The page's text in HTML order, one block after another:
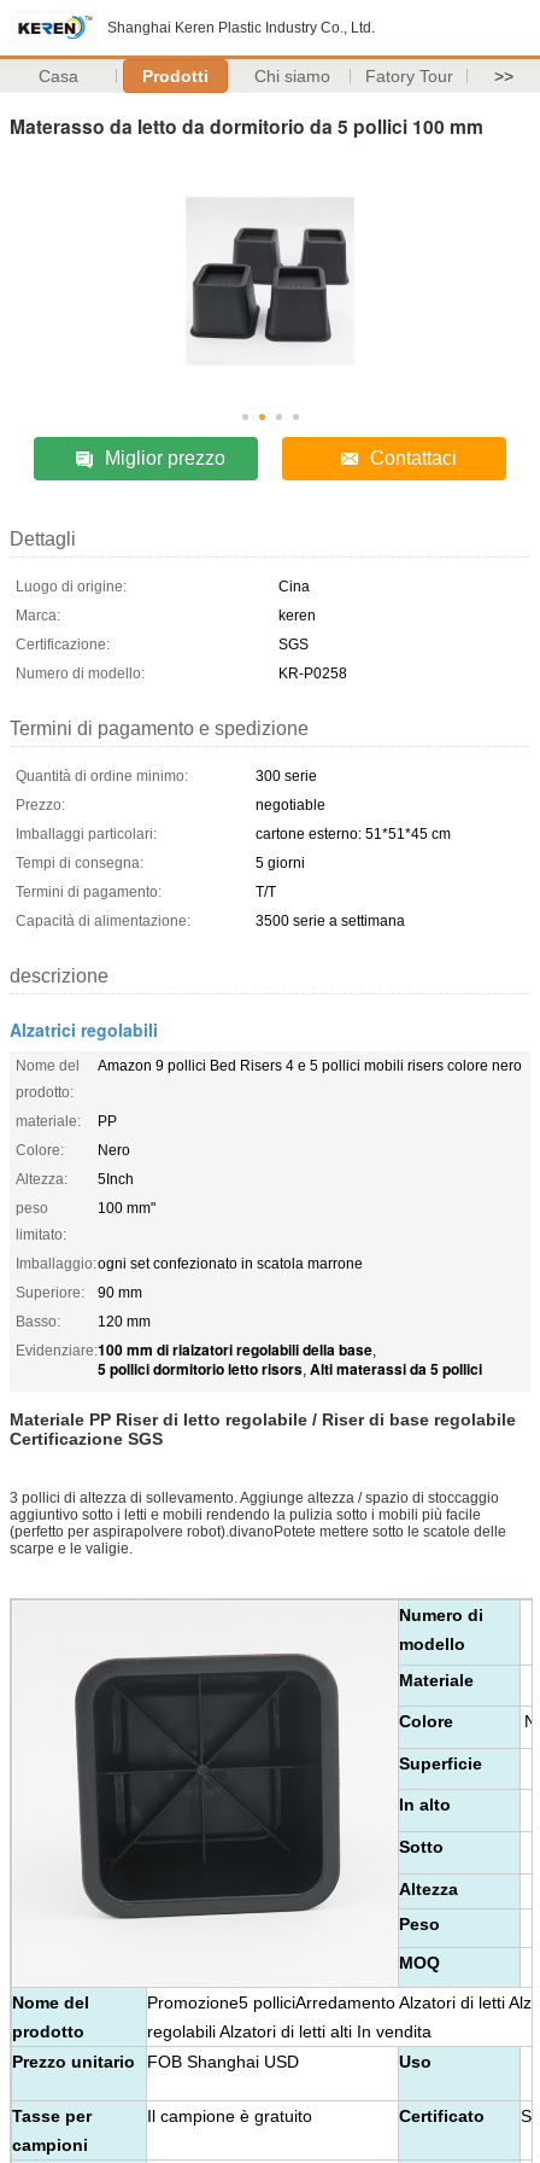
Shanghai Keren Plastic Industry Co., Ltd.
Casa Prodotti Chi siamo Fatory Tour >>
Materasso da letto da dormitorio da 5 pollici 100 mm
Miglior prezzo Contattaci
Dettagli
Luogo di origine:
Cina
Marca:
keren
Certificazione:
SGS
Numero di modello:
KR-P0258
Termini di pagamento e spedizione
Quantità di ordine minimo:
300 serie
Prezzo:
negotiable
Imballaggi particolari:
cartone esterno: 51*51*45 cm
Tempi di consegna:
5 giorni
Termini di pagamento:
T/T
Capacità di alimentazione:
3500 serie a settimana
descrizione
Alzatrici regolabili
Nome del
prodotto:
Amazon 9 pollici Bed Risers 4 e 5 pollici mobili risers colore nero
materiale:
PP
Colore:
Nero
Altezza:
5Inch
peso
limitato:
100 mm"
Imballaggio:ogni set confezionato in scatola marrone
Superiore:
90 mm
Basso:
120 mm
Evidenziare:100 mm di rialzatori regolabili della base,
5 pollici dormitorio letto risors, Alti materassi da 5 pollici
Materiale PP Riser di letto regolabile / Riser di base regolabile
Certificazione SGS
3 pollici di altezza di sollevamento. Aggiunge altezza / spazio di stoccaggio
aggiuntivo sotto i letti e mobili rendendo la pulizia sotto i mobili più facile
(perfetto per aspirapolvere robot).divanoPotete mettere sotto le scatole delle
scarpe e le valigie.
Numero di
modello
Materiale
Colore
Superficie
In alto
Sotto
Altezza
Peso
MOQ
Nome del
prodotto
Promozione5 polliciArredamento Alzatori di letti
regolabili Alzatori di letti alti In vendita
Prezzo unitario
FOB Shanghai USD Uso
Tasse per
campioni
Il campione è gratuito Certificato